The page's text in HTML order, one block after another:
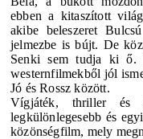
ebben a kitaszított
akibe beleszeret
jelmezbe is bújt. De
Senki sem tudja ki ő.
westernfilmekből jól
Jó és Rossz között.
Vígjáték, thriller és
legkülönlegesebb és
közönségfilm, mely